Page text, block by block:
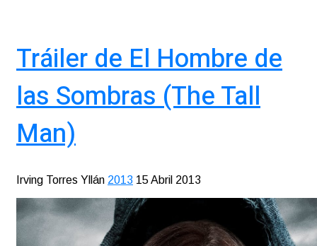
Tráiler de El Hombre de
las Sombras (The Tall
Man)
Irving Torres Yllán 2013 15 Abril 2013